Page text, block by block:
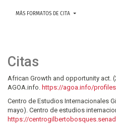
MÁS FORMATOS DE CITA
Citas
African Growth and opportunity act.
AGOA.info. https://agoa.info/
Centro de Estudios Internacionales
mayo). Centro de estudios
https://